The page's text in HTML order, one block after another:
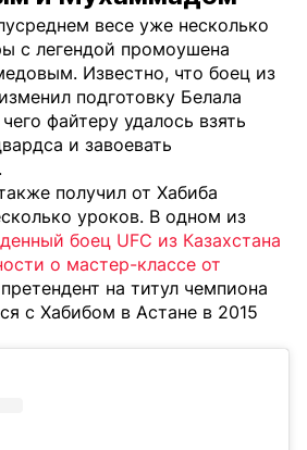
весе уже несколько
с легендой промоушена
Известно, что боец из
подготовку Белала
файтеру удалось взять
и завоевать
получил от Хабиба
уроков. В одном из
боец UFC из Казахстана
о мастер-классе от
на титул чемпиона
с Хабибом в Астане в 2015